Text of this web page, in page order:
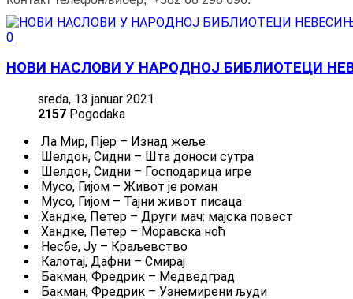
0
НОВИ НАСЛОВИ У НАРОДНОЈ БИБЛИОТЕЦИ
sreda, 13 januar 2021
2157 Pogodaka
Ла Мир, Пјер – Изнад жеље
Шелдон, Сидни – Шта доноси сутра
Шелдон, Сидни – Господарица игре
Мусо, Гијом – Живот је роман
Мусо, Гијом – Тајни живот писаца
Хандке, Петер – Други мач: мајска повест
Хандке, Петер – Моравска ноћ
Несбе, Ју – Краљевство
Калотај, Дафни – Смирај
Бакман, Фредрик – Медведград
Бакман, Фредрик – Узнемирени људи